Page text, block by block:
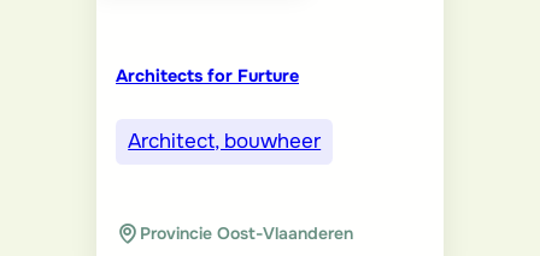
Architects for Furture
Architect, bouwheer
Provincie Oost-Vlaanderen